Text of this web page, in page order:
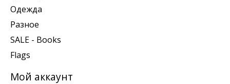
Одежда
Разное
SALE - Books
Flags
Мой аккаунт